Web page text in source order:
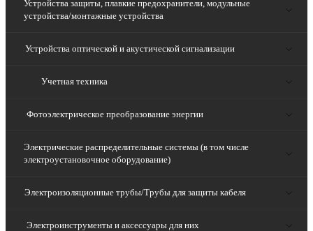
Устройства защиты, плавкие предохранители, модульные
устройства/монтажные устройства
Устройства оптической и акустической сигнализации
Учетная техника
Фотоэлектрическое преобразование энергии
Электрические распределительные системы (в том числе
электроустановочное оборудование)
Электроизоляционные трубы/Трубы для защиты кабеля
Электроинструменты и аксессуары для них